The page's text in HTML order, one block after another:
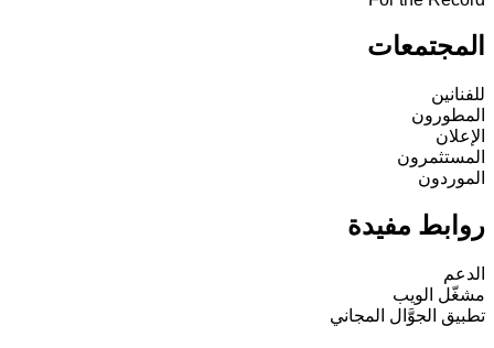
المجتمعات
للفنانين
المطورون
الإعلان
المستثمرون
الموردون
روابط مفيدة
الدعم
مشغّل الويب
تطبيق الجوَّال المجاني